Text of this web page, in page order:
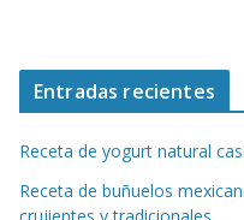
Entradas recientes
Receta de yogurt natural
Receta de buñuelos